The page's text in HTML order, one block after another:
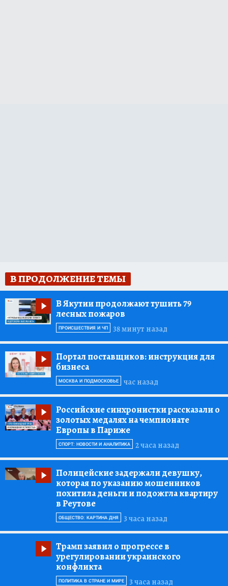
В ПРОДОЛЖЕНИЕ ТЕМЫ
В Якутии продолжают тушить 79
лесных пожаров
38 минут назад
ПРОИСШЕСТВИЯ И ЧП
Портал поставщиков:инструкция для
бизнеса
час назад
МОСКВА И ПОДМОСКОВЬЕ
Российские синхронистки рассказали о
золотых медалях на чемпионате
Европы в Париже
2 часа назад
СПОРТ: НОВОСТИ И АНАЛИТИКА
Полицейские задержали девушку,
которая по указанию мошенников
похитила деньги и подожгла квартиру
в Реутове
3 часа назад
ОБЩЕСТВО: КАРТИНА ДНЯ
Трамп заявил о прогрессе в
урегулировании украинского
конфликта
3 часа назад
ПОЛИТИКА В СТРАНЕ И МИРЕ